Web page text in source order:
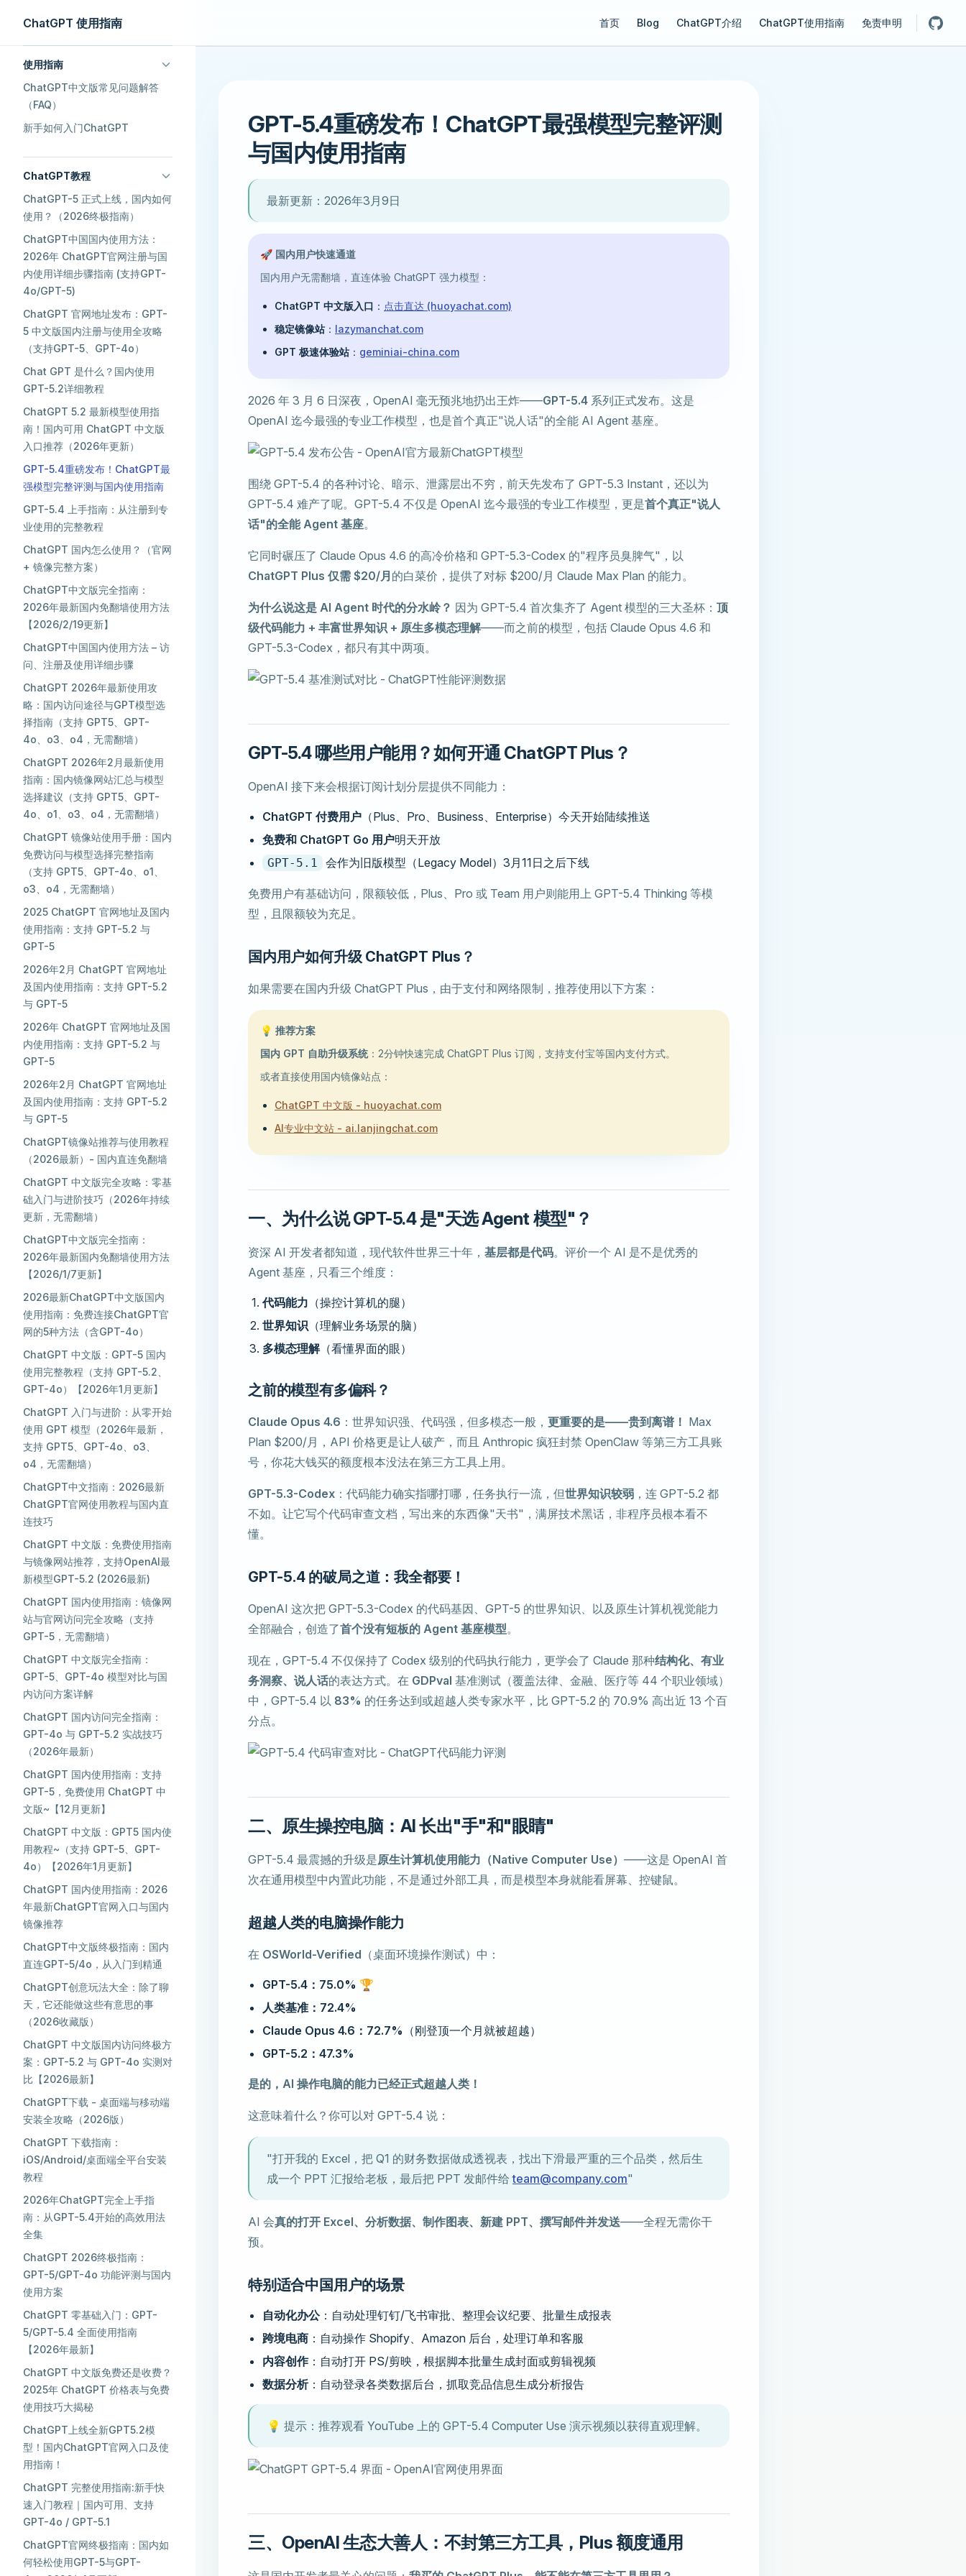
Skip to content
ChatGPT 使用指南 首页 Blog ChatGPT介绍 ChatGPT使用指南 免责申明
使用指南
ChatGPT中文版常见问题解答
（FAQ）
新手如何入门ChatGPT
ChatGPT教程
ChatGPT-5 正式上线，国内如何
使用？（2026终极指南）
ChatGPT中国国内使用方法：
2026年 ChatGPT官网注册与国
内使用详细步骤指南 (支持GPT-
4o/GPT-5)
ChatGPT 官网地址发布：GPT-
5 中文版国内注册与使用全攻略
（支持GPT-5、GPT-4o）
Chat GPT 是什么？国内使用
GPT-5.2详细教程
ChatGPT 5.2 最新模型使用指
南！国内可用 ChatGPT 中文版
入口推荐（2026年更新）
GPT-5.4重磅发布！ChatGPT最
强模型完整评测与国内使用指南
GPT-5.4 上手指南：从注册到专
业使用的完整教程
ChatGPT 国内怎么使用？（官网
+ 镜像完整方案） ​
ChatGPT中文版完全指南：
2026年最新国内免翻墙使用方法
【2026/2/19更新】
ChatGPT中国国内使用方法 – 访
问、注册及使用详细步骤
ChatGPT 2026年最新使用攻
略：国内访问途径与GPT模型选
择指南（支持 GPT5、GPT-
4o、o3、o4，无需翻墙）
ChatGPT 2026年2月最新使用
指南：国内镜像网站汇总与模型
选择建议（支持 GPT5、GPT-
4o、o1、o3、o4，无需翻墙）
ChatGPT 镜像站使用手册：国内
免费访问与模型选择完整指南
（支持 GPT5、GPT-4o、o1、
o3、o4，无需翻墙）
2025 ChatGPT 官网地址及国内
使用指南：支持 GPT-5.2 与
GPT-5
2026年2月 ChatGPT 官网地址
及国内使用指南：支持 GPT-5.2
与 GPT-5
2026年 ChatGPT 官网地址及国
内使用指南：支持 GPT-5.2 与
GPT-5
2026年2月 ChatGPT 官网地址
及国内使用指南：支持 GPT-5.2
与 GPT-5
ChatGPT镜像站推荐与使用教程
（2026最新）- 国内直连免翻墙
ChatGPT 中文版完全攻略：零基
础入门与进阶技巧（2026年持续
更新，无需翻墙）
ChatGPT中文版完全指南：
2026年最新国内免翻墙使用方法
【2026/1/7更新】
2026最新ChatGPT中文版国内
使用指南：免费连接ChatGPT官
网的5种方法（含GPT-4o）
ChatGPT 中文版：GPT-5 国内
使用完整教程（支持 GPT-5.2、
GPT-4o）【2026年1月更新】
ChatGPT 入门与进阶：从零开始
使用 GPT 模型（2026年最新，
支持 GPT5、GPT-4o、o3、
o4，无需翻墙）
ChatGPT中文指南：2026最新
ChatGPT官网使用教程与国内直
连技巧
ChatGPT 中文版：免费使用指南
与镜像网站推荐，支持OpenAI最
新模型GPT-5.2 (2026最新)
ChatGPT 国内使用指南：镜像网
站与官网访问完全攻略（支持
GPT-5，无需翻墙）
ChatGPT 中文版完全指南：
GPT-5、GPT-4o 模型对比与国
内访问方案详解
ChatGPT 国内访问完全指南：
GPT-4o 与 GPT-5.2 实战技巧
（2026年最新）
ChatGPT 国内使用指南：支持
GPT-5，免费使用 ChatGPT 中
文版~【12月更新】
ChatGPT 中文版：GPT5 国内使
用教程~（支持 GPT-5、GPT-
4o）【2026年1月更新】
ChatGPT 国内使用指南：2026
年最新ChatGPT官网入口与国内
镜像推荐
ChatGPT中文版终极指南：国内
直连GPT-5/4o，从入门到精通
ChatGPT创意玩法大全：除了聊
天，它还能做这些有意思的事
（2026收藏版）
ChatGPT 中文版国内访问终极方
案：GPT-5.2 与 GPT-4o 实测对
比【2026最新】
ChatGPT下载 - 桌面端与移动端
安装全攻略（2026版）
ChatGPT 下载指南：
iOS/Android/桌面端全平台安装
教程
2026年ChatGPT完全上手指
南：从GPT-5.4开始的高效用法
全集
ChatGPT 2026终极指南：
GPT-5/GPT-4o 功能评测与国内
使用方案
ChatGPT 零基础入门：GPT-
5/GPT-5.4 全面使用指南
【2026年最新】
ChatGPT 中文版免费还是收费？
2025年 ChatGPT 价格表与免费
使用技巧大揭秘
ChatGPT上线全新GPT5.2模
型！国内ChatGPT官网入口及使
用指南！
ChatGPT 完整使用指南:新手快
速入门教程｜国内可用、支持
GPT-4o / GPT-5.1
ChatGPT官网终极指南：国内如
何轻松使用GPT-5与GPT-
GPT-5.4重磅发布！ChatGPT最强模型完整评测
与国内使用指南
最新更新：2026年3月9日
🚀 国内用户快速通道
国内用户无需翻墙，直连体验 ChatGPT 强力模型：
ChatGPT 中文版入口 ： 点击直达 (huoyachat.com)
稳定镜像站 ： lazymanchat.com
GPT 极速体验站 ： geminiai-china.com
2026 年 3 月 6 日深夜，OpenAI 毫无预兆地扔出王炸——GPT-5.4 系列正式发布。这是
OpenAI 迄今最强的专业工作模型，也是首个真正"说人话"的全能 AI Agent 基座。
围绕 GPT-5.4 的各种讨论、暗示、泄露层出不穷，前天先发布了 GPT-5.3 Instant，还以为
GPT-5.4 难产了呢。GPT-5.4 不仅是 OpenAI 迄今最强的专业工作模型，更是首个真正"说人
话"的全能 Agent 基座。
它同时碾压了 Claude Opus 4.6 的高冷价格和 GPT-5.3-Codex 的"程序员臭脾气"，以
ChatGPT Plus 仅需 $20/月 的白菜价，提供了对标 $200/月 Claude Max Plan 的能力。
为什么说这是 AI Agent 时代的分水岭？ 因为 GPT-5.4 首次集齐了 Agent 模型的三大圣杯： 顶
级代码能力 + 丰富世界知识 + 原生多模态理解——而之前的模型，包括 Claude Opus 4.6 和
GPT-5.3-Codex，都只有其中两项。
GPT-5.4 哪些用户能用？如何开通 ChatGPT Plus？
OpenAI 接下来会根据订阅计划分层提供不同能力：
ChatGPT 付费用户 （Plus、Pro、Business、Enterprise）今天开始陆续推送
免费和 ChatGPT Go 用户明天开放
GPT-5.1 会作为旧版模型（Legacy Model）3月11日之后下线
免费用户有基础访问，限额较低，Plus、Pro 或 Team 用户则能用上 GPT-5.4 Thinking 等模
型，且限额较为充足。
国内用户如何升级 ChatGPT Plus？
如果需要在国内升级 ChatGPT Plus，由于支付和网络限制，推荐使用以下方案：
💡 推荐方案
国内 GPT 自助升级系统：2分钟快速完成 ChatGPT Plus 订阅，支持支付宝等国内支付方式。
或者直接使用国内镜像站点：
ChatGPT 中文版 - huoyachat.com
AI专业中文站 - ai.lanjingchat.com
一、为什么说 GPT-5.4 是"天选 Agent 模型"？
资深 AI 开发者都知道，现代软件世界三十年， 基层都是代码。评价一个 AI 是不是优秀的
Agent 基座，只看三个维度：
代码能力 （操控计算机的腿）
世界知识 （理解业务场景的脑）
多模态理解（看懂界面的眼）
之前的模型有多偏科？
Claude Opus 4.6 ：世界知识强、代码强，但多模态一般， 更重要的是——贵到离谱！ Max
Plan $200/月，API 价格更是让人破产，而且 Anthropic 疯狂封禁 OpenClaw 等第三方工具账
号，你花大钱买的额度根本没法在第三方工具上用。
GPT-5.3-Codex ：代码能力确实指哪打哪，任务执行一流，但世界知识较弱 ，连 GPT-5.2 都
不如。让它写个代码审查文档，写出来的东西像"天书"，满屏技术黑话，非程序员根本看不
懂。
GPT-5.4 的破局之道：我全都要！
OpenAI 这次把 GPT-5.3-Codex 的代码基因、GPT-5 的世界知识、以及原生计算机视觉能力
全部融合，创造了首个没有短板的 Agent 基座模型。
现在，GPT-5.4 不仅保持了 Codex 级别的代码执行能力，更学会了 Claude 那种结构化、有业
务洞察、说人话的表达方式。在 GDPval 基准测试（覆盖法律、金融、医疗等 44 个职业领域）
中，GPT-5.4 以 83% 的任务达到或超越人类专家水平，比 GPT-5.2 的 70.9% 高出近 13 个百
分点。
二、原生操控电脑：AI 长出"手"和"眼睛"
GPT-5.4 最震撼的升级是原生计算机使用能力（Native Computer Use） ——这是 OpenAI 首
次在通用模型中内置此功能，不是通过外部工具，而是模型本身就能看屏幕、控键鼠。
超越人类的电脑操作能力
在 OSWorld-Verified （桌面环境操作测试）中：
GPT-5.4：75.0% 🏆
人类基准：72.4%
Claude Opus 4.6：72.7% （刚登顶一个月就被超越）
GPT-5.2：47.3%
是的，AI 操作电脑的能力已经正式超越人类！
这意味着什么？你可以对 GPT-5.4 说：
"打开我的 Excel，把 Q1 的财务数据做成透视表，找出下滑最严重的三个品类，然后生
成一个 PPT 汇报给老板，最后把 PPT 发邮件给team@company.com"
AI 会真的打开 Excel、分析数据、制作图表、新建 PPT、撰写邮件并发送——全程无需你干
预。
特别适合中国用户的场景
自动化办公：自动处理钉钉/飞书审批、整理会议纪要、批量生成报表
跨境电商 ：自动操作 Shopify、Amazon 后台，处理订单和客服
内容创作：自动打开 PS/剪映，根据脚本批量生成封面或剪辑视频
数据分析：自动登录各类数据后台，抓取竞品信息生成分析报告
💡 提示：推荐观看 YouTube 上的 GPT-5.4 Computer Use 演示视频以获得直观理解。
三、OpenAI 生态大善人：不封第三方工具，Plus 额度通用